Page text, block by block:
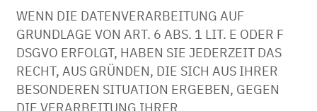
WENN DIE DATENVERARBEITUNG AUF
GRUNDLAGE VON ART. 6 ABS. 1 LIT. E ODER F
DSGVO ERFOLGT, HABEN SIE JEDERZEIT DAS
RECHT, AUS GRÜNDEN, DIE SICH AUS IHRER
BESONDEREN SITUATION ERGEBEN, GEGEN